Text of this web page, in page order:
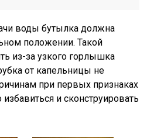
воды бутылка должна
положении. Такой
из-за узкого горлышка
от капельницы не
при первых признаках
и сконструировать